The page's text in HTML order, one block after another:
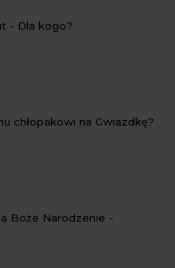
- Dla kogo?
chłopakowi na Gwiazdkę?
Boże Narodzenie -